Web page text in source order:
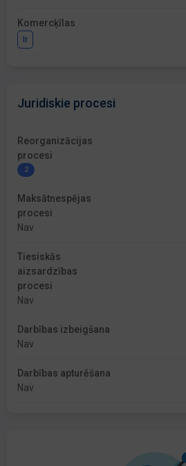
Komercķīlas
Ir
Juridiskie procesi
Reorganizācijas
procesi
2
Maksātnespējas
procesi
Nav
Tiesiskās
aizsardzības
procesi
Nav
Darbības izbeigšana
Nav
Darbības apturēšana
Nav